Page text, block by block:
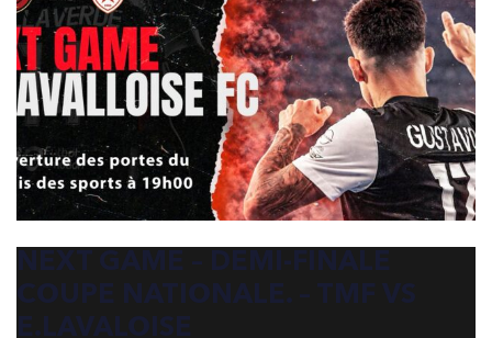
NEXT GAME – DEMI-FINALE
COUPE NATIONALE. – TMF VS
E.LAVALOISE